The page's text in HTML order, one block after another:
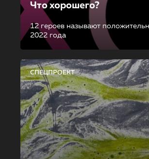
Что хорошего?
12 героев называют
2022 года
СПЕЦПРОЕКТ